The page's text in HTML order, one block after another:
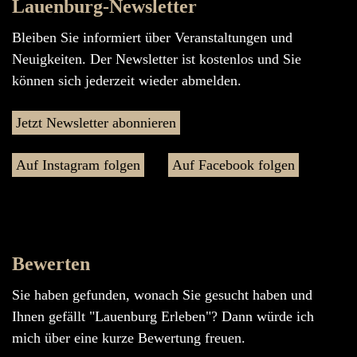
Lauenburg-Newsletter
Bleiben Sie informiert über Veranstaltungen und
Neuigkeiten. Der Newsletter ist kostenlos und Sie
können sich jederzeit wieder abmelden.
Jetzt Newsletter abonnieren
Auf Instagram folgen Auf Facebook folgen
Bewerten
Sie haben gefunden, wonach Sie gesucht haben und
Ihnen gefällt "Lauenburg Erleben"? Dann würde ich
mich über eine kurze Bewertung freuen.